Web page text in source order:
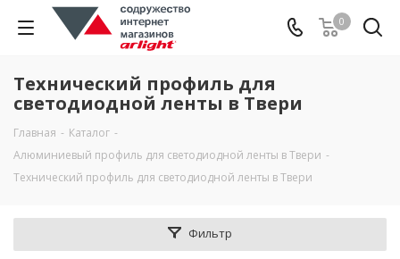
0
Технический профиль для
светодиодной ленты в Твери
Главная - Каталог -
Алюминиевый профиль для светодиодной ленты в Твери -
Технический профиль для светодиодной ленты в Твери
Фильтр